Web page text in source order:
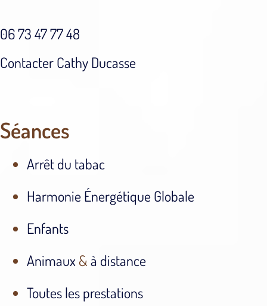
06 73 47 77 48
Contacter Cathy Ducasse
Séances
Arrêt du tabac
Harmonie Énergétique Globale
Enfants
Animaux&à distance
Toutes les prestations